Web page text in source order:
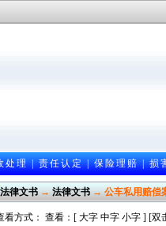
处理|责任认定|保险理赔|损
法律文书→法律文书→ 公车私用赔偿
看方式： 查看：[ 大字 中字 小字] [双